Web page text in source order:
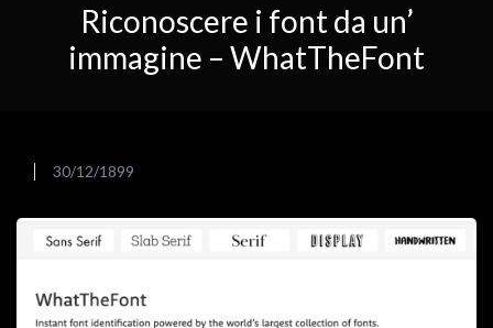
Riconoscere i font da un’
immagine – WhatTheFont
30/12/1899